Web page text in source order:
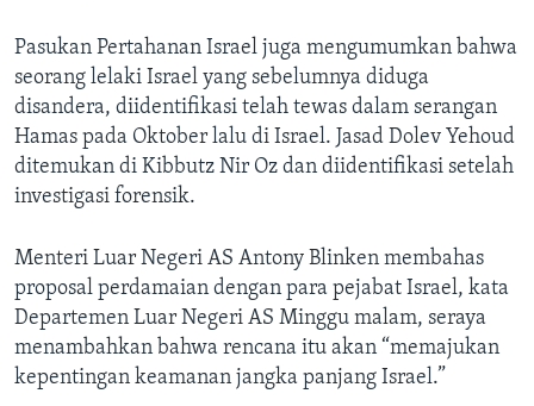
Pasukan Pertahanan Israel juga mengumumkan bahwa
seorang lelaki Israel yang sebelumnya diduga
disandera, diidentifikasi telah tewas dalam serangan
Hamas pada Oktober lalu di Israel. Jasad Dolev Yehoud
ditemukan di Kibbutz Nir Oz dan diidentifikasi setelah
investigasi forensik.
Menteri Luar Negeri AS Antony Blinken membahas
proposal perdamaian dengan para pejabat Israel, kata
Departemen Luar Negeri AS Minggu malam, seraya
menambahkan bahwa rencana itu akan “memajukan
kepentingan keamanan jangka panjang Israel.”